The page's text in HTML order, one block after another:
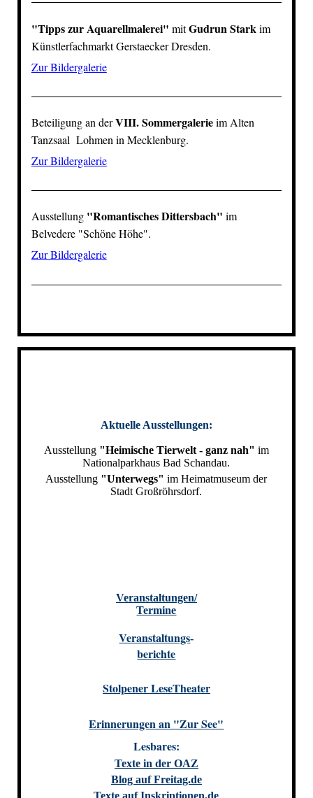
"Tipps zur Aquarellmalerei" mitGudrun Stark im
KünstlerfachmarktGerstaecker Dresden.
Zur Bildergalerie
Beteiligung an derVIII. Sommergalerieim Alten
Tanzsaal Lohmen in Mecklenburg.
Zur Bildergalerie
Ausstellung "Romantisches Dittersbach" im
Belvedere "Schöne Höhe".
Zur Bildergalerie
Aktuelle Ausstellungen:
Ausstellung "Heimische Tierwelt - ganz nah" im
Nationalparkhaus Bad Schandau.
Ausstellung "Unterwegs" im Heimatmuseum der
Stadt Großröhrsdorf.
Veranstaltungen/
Termine
Veranstaltungs-
berichte
Stolpener LeseTheater
Erinnerungen an "Zur See"
Lesbares:
Texte in der OAZ
Blog auf Freitag.de
Texte auf Inskriptionen.de